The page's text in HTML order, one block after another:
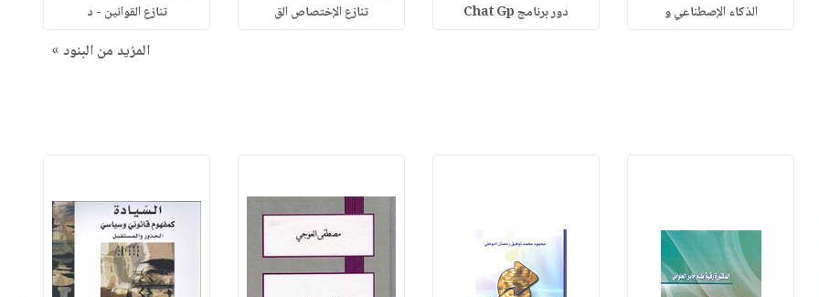
الذكاء الإصطناعي و دور برنامج Chat Gp تنازع الإختصاص الق تنازع القوانين - د
المزيد من البنود »